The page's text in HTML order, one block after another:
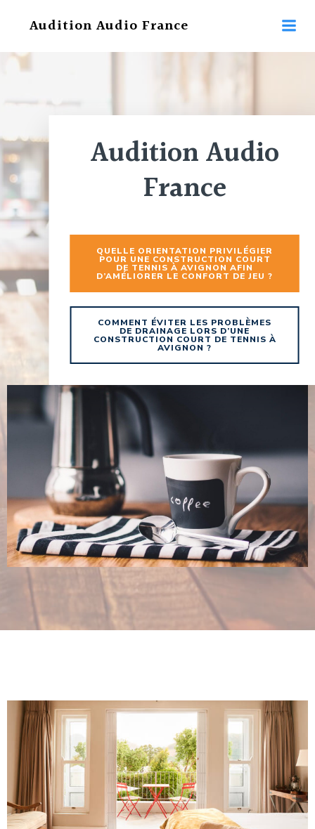
au
Audition Audio France
Audition Audio
France
QUELLE ORIENTATION PRIVILÉGIER
POUR UNE CONSTRUCTION COURT
DE TENNIS À AVIGNON AFIN
D’AMÉLIORER LE CONFORT DE JEU ?
COMMENT ÉVITER LES PROBLÈMES
DE DRAINAGE LORS D’UNE
CONSTRUCTION COURT DE TENNIS À
AVIGNON ?